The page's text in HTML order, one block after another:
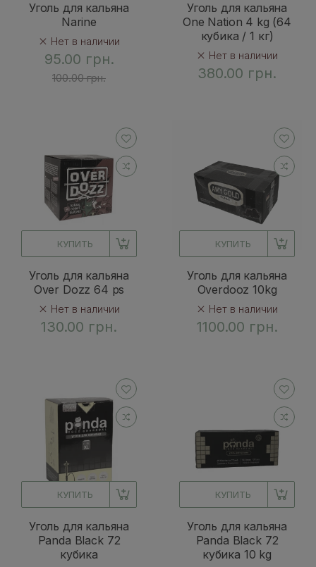
Уголь для кальяна
Narine
Нет в наличии
95.00 грн.
100.00 грн.
Уголь для кальяна
One Nation 4 kg (64
кубика / 1 кг)
Нет в наличии
380.00 грн.
КУПИТЬ
Уголь для кальяна
Over Dozz 64 ps
Нет в наличии
130.00 грн.
КУПИТЬ
Уголь для кальяна
Overdooz 10kg
Нет в наличии
1100.00 грн.
КУПИТЬ
Уголь для кальяна
Panda Black 72
кубика
КУПИТЬ
Уголь для кальяна
Panda Black 72
кубика 10 kg